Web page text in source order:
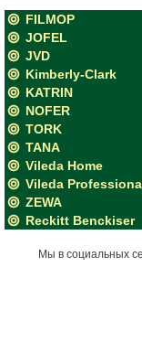
FILMOP
JOFEL
JVD
Kimberly-Clark
KATRIN
NOFER
TORK
TANA
Vileda Home
Vileda
ZEWA
Reckitt Benckiser
Мы в социальных